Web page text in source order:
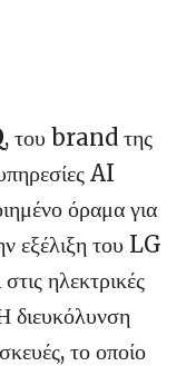
, του brand της
AI
όραμα για
εξέλιξη του LG
ηλεκτρικές
διευκόλυνση
το οποίο